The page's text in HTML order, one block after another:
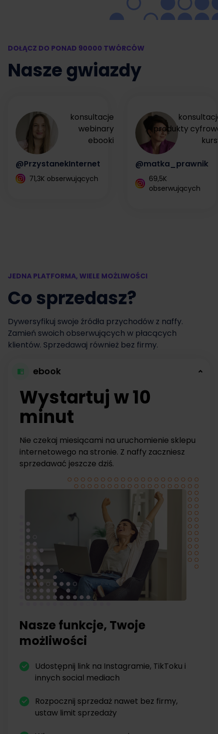
DOŁĄCZ DO PONAD 90000 TWÓRCÓW
Nasze gwiazdy
konsultacje
webinary
ebooki
@PrzystanekInternet
71,3K obserwujących
produkty
@matka_prawnik
69,5K
obserwujących
JEDNA PLATFORMA, WIELE MOŻLIWOŚCI
Co sprzedasz?
Dywersyfikuj swoje źródła przychodów z naffy.
Zamień swoich obserwujących w płacących
klientów. Sprzedawaj również bez firmy.
ebook
Wystartuj w 10
minut
Nie czekaj miesiącami na uruchomienie sklepu
internetowego na stronie. Z naffy zaczniesz
sprzedawać jeszcze dziś.
Nasze funkcje, Twoje
możliwości
Udostępnij link na Instagramie, TikToku i
innych social mediach
Rozpocznij sprzedaż nawet bez firmy,
ustaw limit sprzedaży